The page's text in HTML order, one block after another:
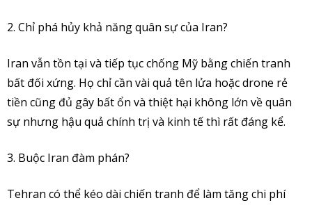
2. Chỉ phá hủy khả năng quân sự của Iran?
Iran vẫn tồn tại và tiếp tục chống Mỹ bằng chiến tranh
bất đối xứng. Họ chỉ cần vài quả tên lửa hoặc drone rẻ
tiền cũng đủ gây bất ổn và thiệt hại không lớn về quân
sự nhưng hậu quả chính trị và kinh tế thì rất đáng kể.
3. Buộc Iran đàm phán?
Tehran có thể kéo dài chiến tranh để làm tăng chi phí